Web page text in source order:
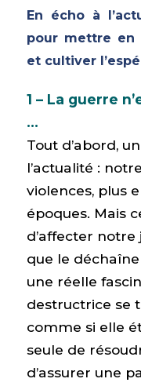
En écho à
pour mettre en
et cultiver
1 – La guerre
…
Tout d’abord,
l’actualité :
violences, plus
époques. Mais
d’affecter
que le
une réelle
destructrice se
comme si elle
seule de
d’assurer une